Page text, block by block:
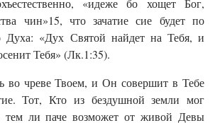
«идеже бо хощет Бог,
чин»15, что зачатие сие будет по
Духа: «Дух Святой найдет на Тебя, и
Тебя» (Лк.1:35).
чреве Твоем, и Он совершит в Тебе
Тот, Кто из бездушной земли мог
тем ли паче возможет от живой Девы